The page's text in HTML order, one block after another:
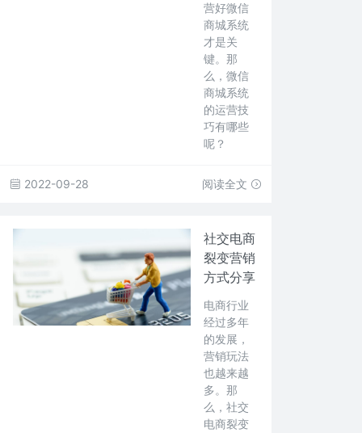
营好微信
商城系统
才是关
键。那
么，微信
商城系统
的运营技
巧有哪些
呢？
2022-09-28 阅读全文
社交电商
裂变营销
方式分享
电商行业
经过多年
的发展，
营销玩法
也越来越
多。那
么，社交
电商裂变